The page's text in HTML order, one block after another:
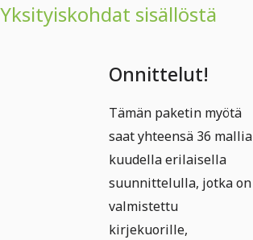
Yksityiskohdat sisällöstä
Onnittelut!
Tämän paketin myötä
saat yhteensä 36 mallia
kuudella erilaisella
suunnittelulla, jotka on
valmistettu
kirjekuorille,